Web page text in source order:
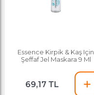
Essence Kirpik & Kaş Için
Şeffaf Jel Maskara 9 Ml
69,17 TL